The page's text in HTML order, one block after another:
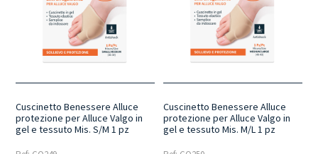
Cuscinetto Benessere Alluce
protezione per Alluce Valgo in
gel e tessuto Mis. S/M 1 pz
Cuscinetto Benessere Alluce
protezione per Alluce Valgo in
gel e tessuto Mis. M/L 1 pz